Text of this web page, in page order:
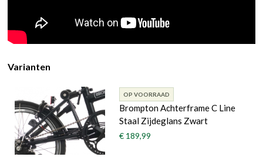
Varianten
OP VOORRAAD
Brompton Achterframe C Line
Staal Zijdeglans Zwart
€ 189,99